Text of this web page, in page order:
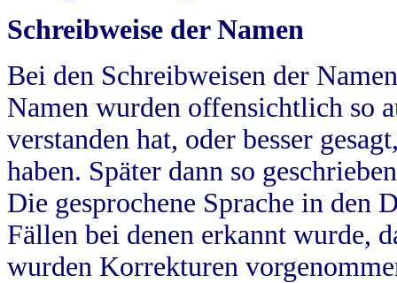
Schreibweise der Namen
Bei den Schreibweisen der
Namen wurden offensichtlich so
verstanden hat, oder besser
haben. Später dann so
Die gesprochene Sprache in
Fällen bei denen erkannt wurde,
wurden Korrekturen